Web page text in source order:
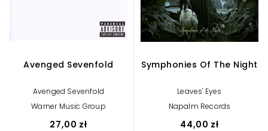
Avenged Sevenfold
Avenged Sevenfold
Warner Music Group
27,00 zł
Symphonies Of The Night
Leaves' Eyes
Napalm Records
44,00 zł